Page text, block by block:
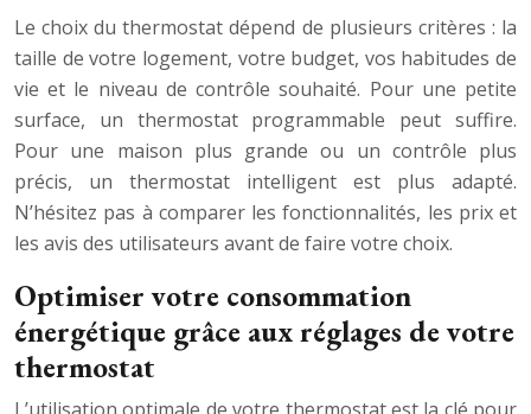
Le choix du thermostat dépend de plusieurs critères : la
taille de votre logement, votre budget, vos habitudes de
vie et le niveau de contrôle souhaité. Pour une petite
surface, un thermostat programmable peut suffire.
Pour une maison plus grande ou un contrôle plus
précis, un thermostat intelligent est plus adapté.
N’hésitez pas à comparer les fonctionnalités, les prix et
les avis des utilisateurs avant de faire votre choix.
Optimiser votre consommation
énergétique grâce aux réglages de votre
thermostat
L’utilisation optimale de votre thermostat est la clé pour